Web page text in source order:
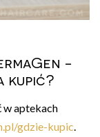
-
kupić?
w aptekach
gdzie-kupic